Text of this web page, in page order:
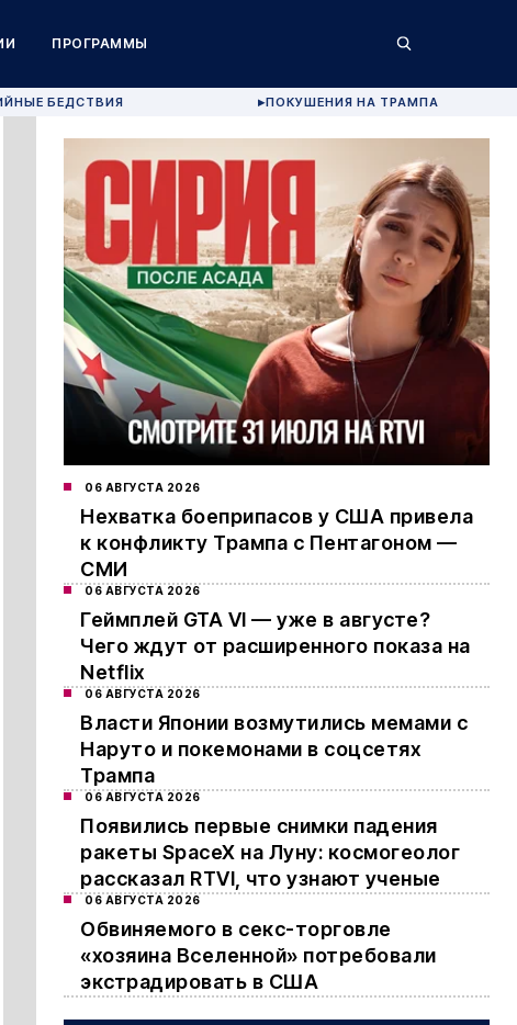
ПРОГРАММЫ
БЕДСТВИЯ ▶ПОКУШЕНИЯ НА ТРАМПА
06 АВГУСТА 2026
Нехватка боеприпасов у США привела
к конфликту Трампа с Пентагоном —
СМИ
06 АВГУСТА 2026
Геймплей GTA VI — уже в августе?
Чего ждут от расширенного показа на
Netflix
06 АВГУСТА 2026
Власти Японии возмутились мемами с
Наруто и покемонами в соцсетях
Трампа
06 АВГУСТА 2026
Появились первые снимки падения
ракеты SpaceX на Луну: космогеолог
рассказал RTVI, что узнают ученые
06 АВГУСТА 2026
Обвиняемого в секс-торговле
«хозяина Вселенной» потребовали
экстрадировать в США